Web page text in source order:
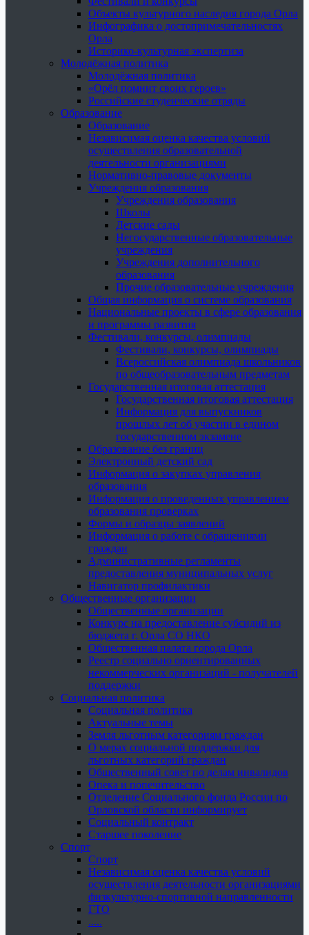
Объекты культурного наследия города Орла
Инфографика о достопримечательностях
Орла
Историко-культурная экспертиза
Молодёжная политика
Молодёжная политика
«Орёл помнит своих героев»
Российские студенческие отряды
Образование
Образование
Независимая оценка качества условий
осуществления образовательной
деятельности организациями
Нормативно-правовые документы
Учреждения образования
Учреждения образования
Школы
Детские сады
Негосударственные образовательные
учреждения
Учреждения дополнительного
образования
Прочие образовательные учреждения
Общая информация о системе образования
Национальные проекты в сфере образования
и программы развития
Фестивали, конкурсы, олимпиады
Фестивали, конкурсы, олимпиады
Всероссийская олимпиада школьников
по общеобразовательным предметам
Государственная итоговая аттестация
Государственная итоговая аттестация
Информация для выпускников
прошлых лет об участии в едином
государственном экзамене
Образование без границ
Электронный детский сад
Информация о закупках управления
образования
Информация о проведенных управлением
образования проверках
Формы и образцы заявлений
Информация о работе с обращениями
граждан
Административные регламенты
предоставления муниципальных услуг
Навигатор профилактики
Общественные организации
Общественные организации
Конкурс на предоставление субсидий из
бюджета г. Орла СО НКО
Общественная палата города Орла
Реестр социально ориентированных
некоммерческих организаций - получателей
поддержки
Социальная политика
Социальная политика
Актуальные темы
Земля льготным категориям граждан
О мерах социальной поддержки для
льготных категорий граждан
Общественный совет по делам инвалидов
Опека и попечительство
Отделение Социального фонда России по
Орловской области информирует
Социальный контракт
Старшее поколение
Спорт
Спорт
Независимая оценка качества условий
осуществления деятельности организациями
физкультурно-спортивной направленности
ГТО
.....